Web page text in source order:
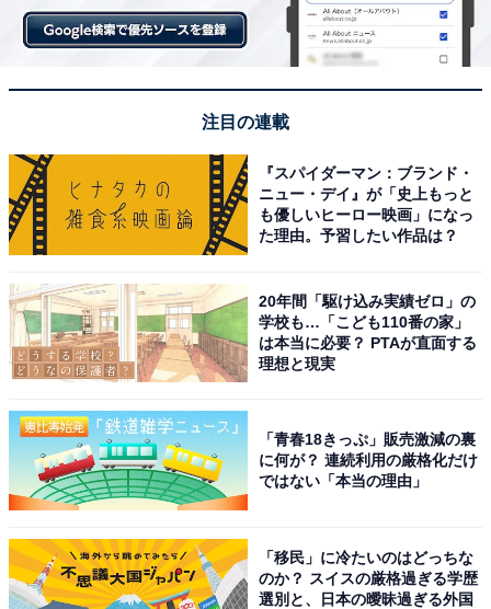
けでも（どうですか？）」は本当にお茶漬けを勧めてい
るわけではない、というのは有名ですよね。
かけ。京都人が帰り際に勧めてくる「お茶漬け」を一度
食べてみたいと考えた大阪人が四苦八苦する話です。
実はこの「お茶漬けでも」は、長居する相手に対する
「早く帰れ」というサインではありません。
これは帰ろうとしている相手に対して言う、名残惜しさ
を表現した一種の社交辞令。一度引き止めることで相手
を気持ちよく送り出すためのもので、迷惑だから帰って
くれという意味ではありません。
とはいえ「本当にお茶漬けを勧めているわけではない」
というのはその通りなので、真に受けて居座らないよう
注目の連載
『スパイダーマン：ブランド・
ニュー・デイ』が「史上もっと
も優しいヒーロー映画」になっ
た理由。予習したい作品は？
20年間「駆け込み実績ゼロ」の
学校も…「こども110番の家」
は本当に必要？ PTAが直面する
理想と現実
「青春18きっぷ」販売激減の裏
に何が？ 連続利用の厳格化だけ
ではない「本当の理由」
「移民」に冷たいのはどっちな
のか？ スイスの厳格過ぎる学歴
選別と、日本の曖昧過ぎる外国